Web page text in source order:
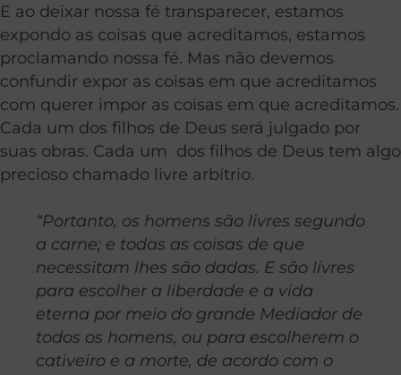
E ao deixar nossa fé transparecer, estamos
expondo as coisas que acreditamos, estamos
proclamando nossa fé. Mas não devemos
confundir expor as coisas em que acreditamos
com querer impor as coisas em que acreditamos.
Cada um dos filhos de Deus será julgado por
suas obras. Cada um dos filhos de Deus tem algo
precioso chamado livre arbítrio.
“Portanto, os homens são livres segundo
a carne; e todas as coisas de que
necessitam lhes são dadas. E são livres
para escolher a liberdade e a vida
eterna por meio do grande Mediador de
todos os homens, ou para escolherem o
cativeiro e a morte, de acordo com o